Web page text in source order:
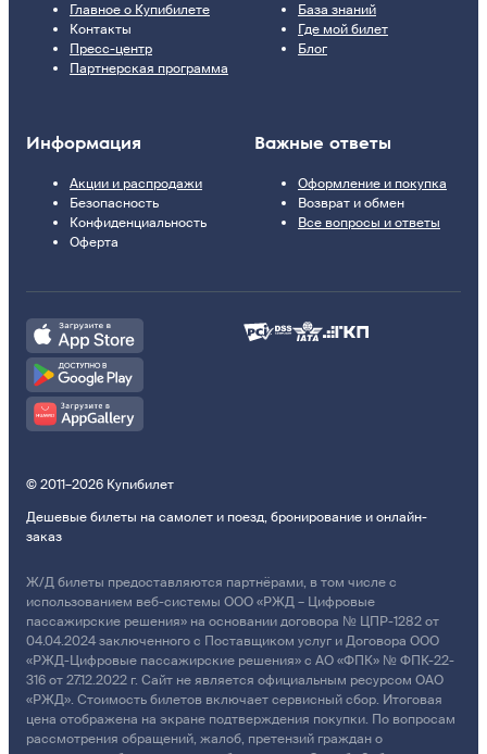
Главное о Купибилете
Контакты
Пресс-центр
Партнерская программа
База знаний
Где мой билет
Блог
Информация
Акции и распродажи
Безопасность
Конфиденциальность
Оферта
Важные ответы
Оформление и покупка
Возврат и обмен
Все вопросы и ответы
© 2011–2026 Купибилет
Дешевые билеты на самолет и поезд, бронирование и онлайн-
заказ
Ж/Д билеты предоставляются партнёрами, в том числе с
использованием веб-системы ООО «РЖД – Цифровые
пассажирские решения» на основании договора № ЦПР-1282 от
04.04.2024 заключенного с Поставщиком услуг и Договора ООО
«РЖД-Цифровые пассажирские решения» с АО «ФПК» № ФПК-22-
316 от 27.12.2022 г. Сайт не является официальным ресурсом ОАО
«РЖД». Стоимость билетов включает сервисный сбор. Итоговая
цена отображена на экране подтверждения покупки. По вопросам
рассмотрения обращений, жалоб, претензий граждан о